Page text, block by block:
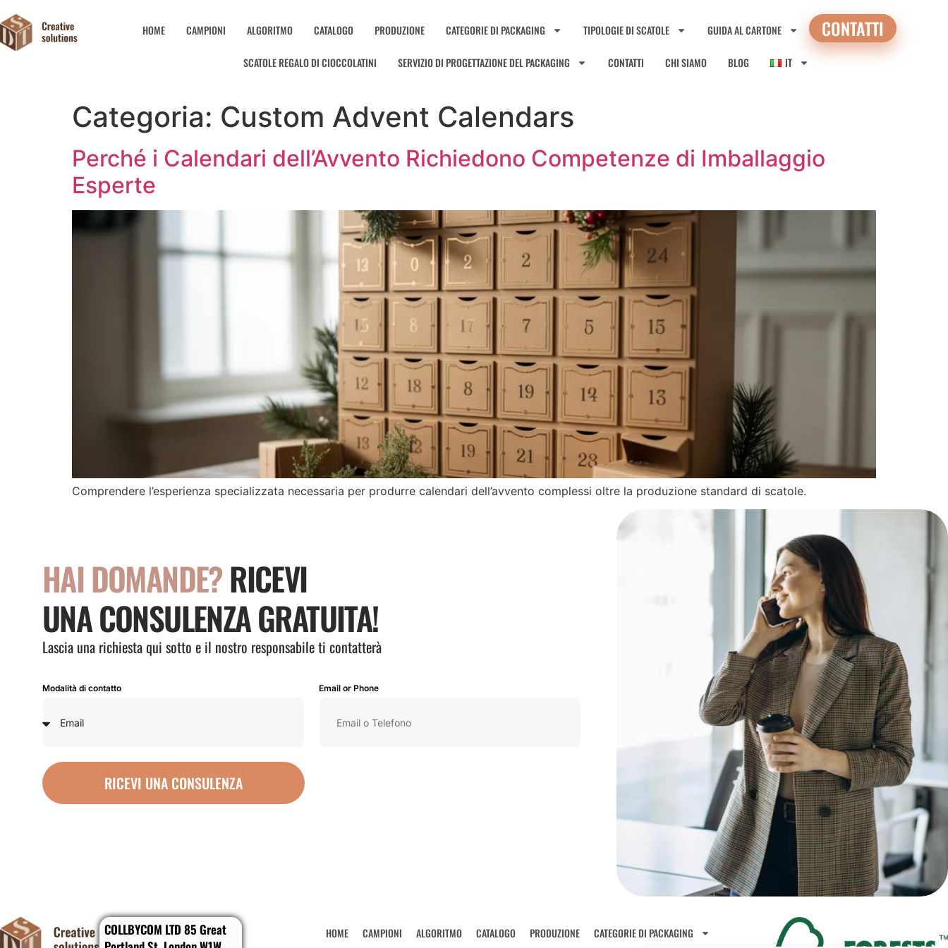
HOME CAMPIONI ALGORITMO CATALOGO PRODUZIONE CATEGORIE DI PACKAGING TIPOLOGIE DI SCATOLE GUIDA AL CARTONE
SCATOLE REGALO DI CIOCCOLATINI SERVIZIO DI PROGETTAZIONE DEL PACKAGING CONTATTI CHI SIAMO BLOG IT
CONTATTI
Categoria: Custom Advent Calendars
Perché i Calendari dell’Avvento Richiedono Competenze di Imballaggio
Esperte
Comprendere l’esperienza specializzata necessaria per produrre calendari dell’avvento complessi oltre la produzione standard di scatole.
HAI DOMANDE?RICEVI
UNA CONSULENZA GRATUITA!
Lascia una richiesta qui sotto e il nostro responsabile ti contatterà
Modalità di contatto Email or Phone
RICEVI UNA CONSULENZA
COLLBYCOM LTD 85 Great
HOME CAMPIONI ALGORITMO CATALOGO PRODUZIONE CATEGORIE DI PACKAGING